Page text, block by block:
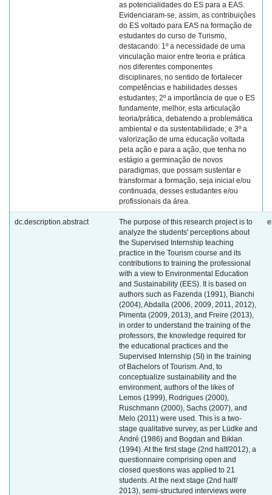
as potencialidades do ES para a EAS.
Evidenciaram-se, assim, as contribuições
do ES voltado para EAS na formação de
estudantes do curso de Turismo,
destacando: 1º a necessidade de uma
vinculação maior entre teoria e prática
nos diferentes componentes
disciplinares, no sentido de fortalecer
competências e habilidades desses
estudantes; 2º a importância de que o ES
fundamente, melhor, esta articulação
teoria/prática, debatendo a problemática
ambiental e da sustentabilidade; e 3º a
valorização de uma educação voltada
pela ação e para a ação, que tenha no
estágio a germinação de novos
paradigmas, que possam sustentar e
transformar a formação, seja inicial e/ou
continuada, desses estudantes e/ou
profissionais da área.
dc.description.abstract
The purpose of this research project is to
analyze the students' perceptions about
the Supervised Internship teaching
practice in the Tourism course and its
contributions to training the professional
with a view to Environmental Education
and Sustainability (EES). It is based on
authors such as Fazenda (1991), Bianchi
(2004), Abdalla (2006, 2009, 2011, 2012),
Pimenta (2009, 2013), and Freire (2013),
in order to understand the training of the
professors, the knowledge required for
the educational practices and the
Supervised Internship (SI) in the training
of Bachelors of Tourism. And, to
conceptualize sustainability and the
environment, authors of the likes of
Lemos (1999), Rodrigues (2000),
Ruschmann (2000), Sachs (2007), and
Melo (2011) were used. This is a two-
stage qualitative survey, as per Lüdke and
André (1986) and Bogdan and Biklan
(1994). At the first stage (2nd half/2012), a
questionnaire comprising open and
closed questions was applied to 21
students. At the next stage (2nd half/
2013), semi-structured interviews were